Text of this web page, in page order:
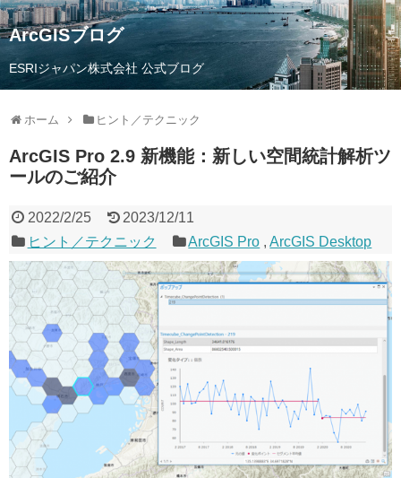
ArcGISブログ
ESRIジャパン株式会社 公式ブログ
ホーム ヒント／テクニック
ArcGIS Pro 2.9 新機能：新しい空間統計解析ツ
ールのご紹介
2022/2/25
2023/12/11
ヒント／テクニック
ArcGIS Pro ,ArcGIS Desktop